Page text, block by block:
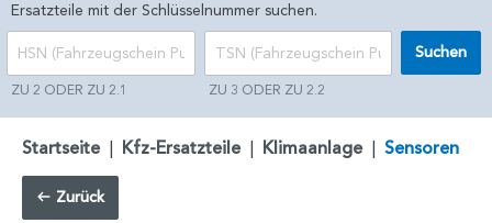
Ersatzteile mit der Schlüsselnummer suchen.
ZU 2 ODER ZU 2.1 ZU 3 ODER ZU 2.2
Suchen
Startseite | Kfz-Ersatzteile | Klimaanlage | Sensoren
Zurück